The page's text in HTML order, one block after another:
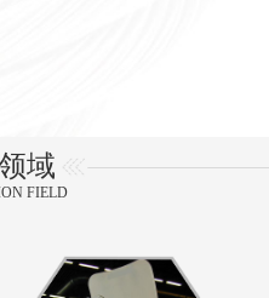
域
FIELD